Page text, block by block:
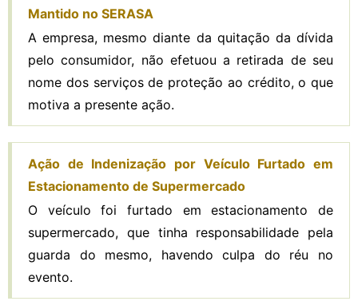
Mantido no SERASA
A empresa, mesmo diante da quitação da dívida
pelo consumidor, não efetuou a retirada de seu
nome dos serviços de proteção ao crédito, o que
motiva a presente ação.
Ação de Indenização por Veículo Furtado em
Estacionamento de Supermercado
O veículo foi furtado em estacionamento de
supermercado, que tinha responsabilidade pela
guarda do mesmo, havendo culpa do réu no
evento.